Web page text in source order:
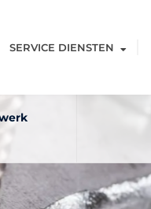
SERVICE DIENSTEN